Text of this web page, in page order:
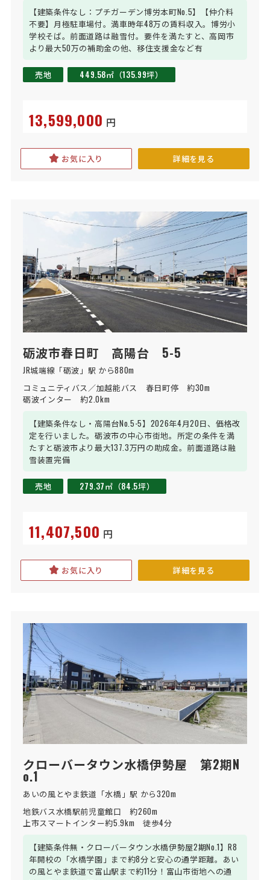
【建築条件なし：プチガーデン博労本町No.5】【仲介料
不要】月極駐車場付。満車時年48万の賃料収入。博労小
学校そば。前面道路は融雪付。要件を満たすと、高岡市
より最大50万の補助金の他、移住支援金など有
売地 449.58㎡（135.99坪）
13,599,000 円
お気に入り 詳細を見る
砺波市春日町 高陽台 5-5
JR城端線「砺波」駅 から880m
コミュニティバス／加越能バス　春日町停　約30m
砺波インター　約2.0km
【建築条件なし・高陽台No.5-5】2026年4月20日、価格改
定を行いました。砺波市の中心市街地。所定の条件を満
たすと砺波市より最大137.3万円の助成金。前面道路は融
雪装置完備
売地 279.37㎡（84.5坪）
11,407,500 円
お気に入り 詳細を見る
クローバータウン水橋伊勢屋 第2期N
o.1
あいの風とやま鉄道「水橋」駅 から320m
地鉄バス水橋駅前児童館口　約260m
上市スマートインター約5.9km　徒歩4分
【建築条件無・クローバータウン水橋伊勢屋2期No.1】R8
年開校の「水橋学園」まで約8分と安心の通学距離。あい
の風とやま鉄道で富山駅まで約11分！富山市街地への通